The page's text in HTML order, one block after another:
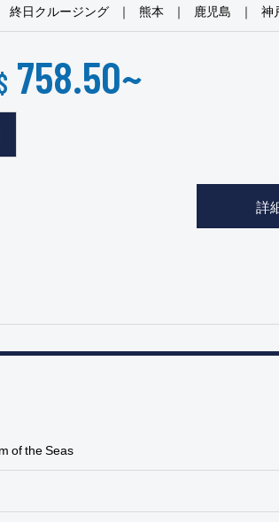
終日クルージング 熊本 鹿児島 神
758.50~
詳
of the Seas